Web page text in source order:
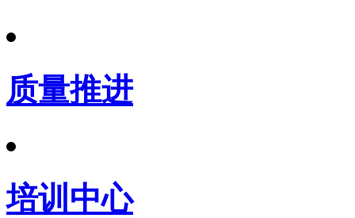
质量推进
培训中心